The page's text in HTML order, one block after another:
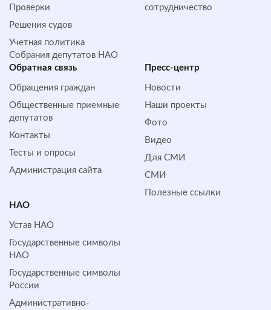
Проверки
Решения судов
Учетная политика
Собрания депутатов НАО
сотрудничество
Обратная cвязь
Обращения граждан
Общественные приемные
депутатов
Контакты
Тесты и опросы
Администрация сайта
Пресс-центр
Новости
Наши проекты
Фото
Видео
Для СМИ
СМИ
Полезные ссылки
НАО
Устав НАО
Государственные символы
НАО
Государственные символы
России
Административно-